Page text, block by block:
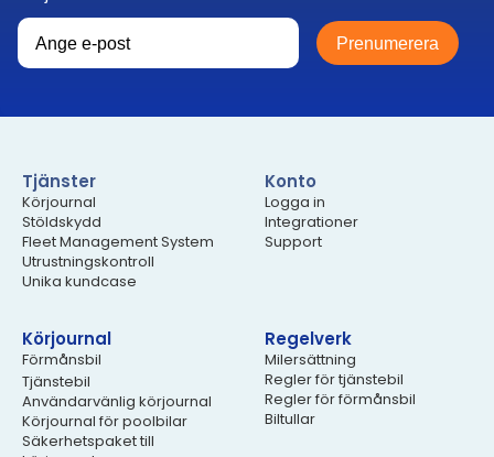
Prenumerera
Tjänster
Körjournal
Stöldskydd
Fleet Management System
Utrustningskontroll
Unika kundcase
Konto
Logga in
Integrationer
Support
Körjournal
Förmånsbil
Tjänstebil
Användarvänlig körjournal
Körjournal för poolbilar
Säkerhetspaket till
Regelverk
Milersättning
Regler för tjänstebil
Regler för förmånsbil
Biltullar